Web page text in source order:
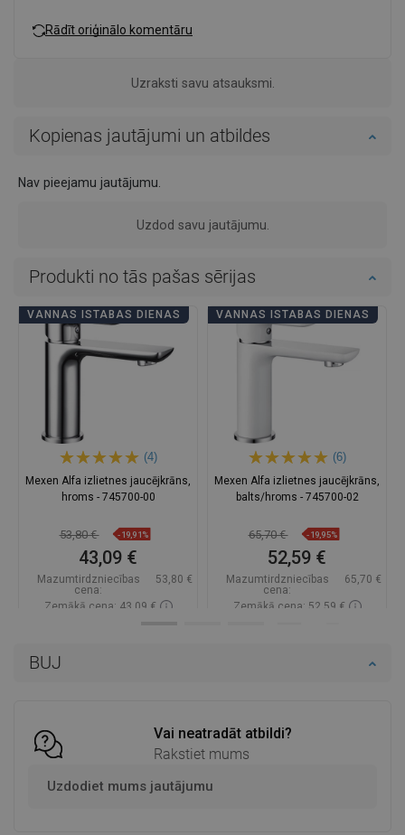
BUJ
Vai neatradāt atbildi?
Rakstiet mums
Uzdodiet mums jautājumu
Rādīt oriģinālo komentāru
Uzraksti savu atsauksmi.
Kopienas jautājumi un atbildes
Nav pieejamu jautājumu.
Uzdod savu jautājumu.
Produkti no tās pašas sērijas
VANNAS ISTABAS DIENAS
(4)
Mexen Alfa izlietnes jaucējkrāns,
hroms - 745700-00
53,80 € -19,91%
43,09 €
Mazumtirdzniecības
cena:
53,80 €
Zemākā cena: 43,09 €
VANNAS ISTABAS DIENAS
(6)
Mexen Alfa izlietnes jaucējkrāns,
balts/hroms - 745700-02
65,70 € -19,95%
52,59 €
Mazumtirdzniecības
cena:
65,70 €
Zemākā cena: 52,59 €